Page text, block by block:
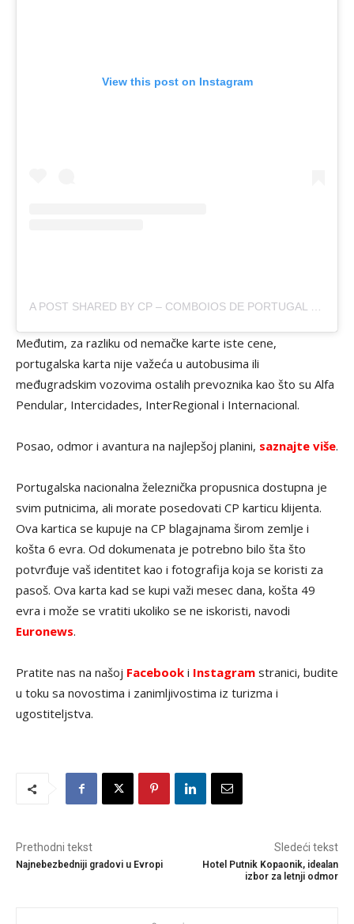
View this post on Instagram
A POST SHARED BY CP – COMBOIOS DE PORTUGAL (@CP_COMBOIOSDEPORTUGAL)
Međutim, za razliku od nemačke karte iste cene,
portugalska karta nije važeća u autobusima ili
međugradskim vozovima ostalih prevoznika kao što su Alfa
Pendular, Intercidades, InterRegional i Internacional.
Posao, odmor i avantura na najlepšoj planini, saznajte više.
Portugalska nacionalna železnička propusnica dostupna je
svim putnicima, ali morate posedovati CP karticu klijenta.
Ova kartica se kupuje na CP blagajnama širom zemlje i
košta 6 evra. Od dokumenata je potrebno bilo šta što
potvrđuje vaš identitet kao i fotografija koja se koristi za
pasoš. Ova karta kad se kupi važi mesec dana, košta 49
evra i može se vratiti ukoliko se ne iskoristi, navodi
Euronews.
Pratite nas na našoj Facebook i Instagram stranici, budite
u toku sa novostima i zanimljivostima iz turizma i
ugostiteljstva.
Prethodni tekst
Najnebezbedniji gradovi u Evropi
Sledeći tekst
Hotel Putnik Kopaonik, idealan
izbor za letnji odmor